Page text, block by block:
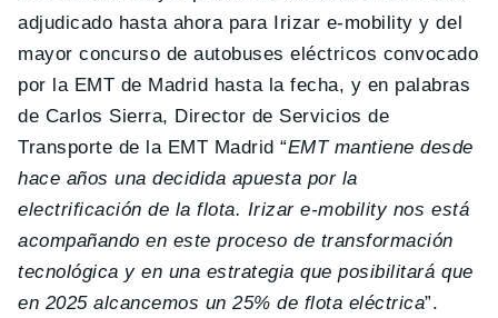
adjudicado hasta ahora para Irizar e-mobility y del
mayor concurso de autobuses eléctricos convocado
por la EMT de Madrid hasta la fecha, y en palabras
de Carlos Sierra, Director de Servicios de
Transporte de la EMT Madrid “EMT mantiene desde
hace años una decidida apuesta por la
electrificación de la flota. Irizar e-mobility nos está
acompañando en este proceso de transformación
tecnológica y en una estrategia que posibilitará que
en 2025 alcancemos un 25% de flota eléctrica”.